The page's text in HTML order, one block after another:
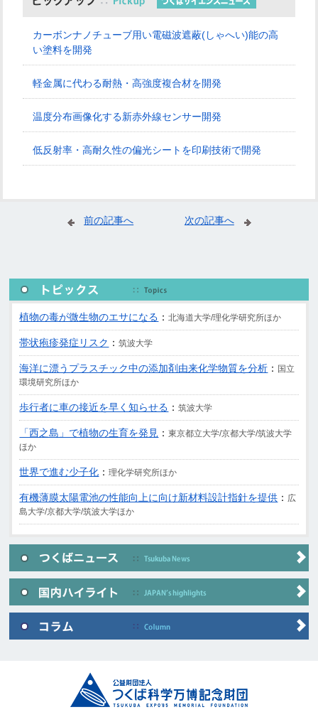
カーボンナノチューブ用い電磁波遮蔽(しゃへい)能の高
い塗料を開発
軽金属に代わる耐熱・高強度複合材を開発
温度分布画像化する新赤外線センサー開発
低反射率・高耐久性の偏光シートを印刷技術で開発
前の記事へ 次の記事へ
植物の毒が微生物のエサになる ：北海道大学/理化学研究所ほか
帯状疱疹発症リスク ：筑波大学
海洋に漂うプラスチック中の添加剤由来化学物質を分析 ： 国立
環境研究所ほか
歩行者に車の接近を早く知らせる ：筑波大学
「西之島」で植物の生育を発見 ：東京都立大学/京都大学/筑波大学
ほか
世界で進む少子化 ：理化学研究所ほか
有機薄膜太陽電池の性能向上に向け新材料設計指針を提供 ： 広
島大学/京都大学/筑波大学ほか